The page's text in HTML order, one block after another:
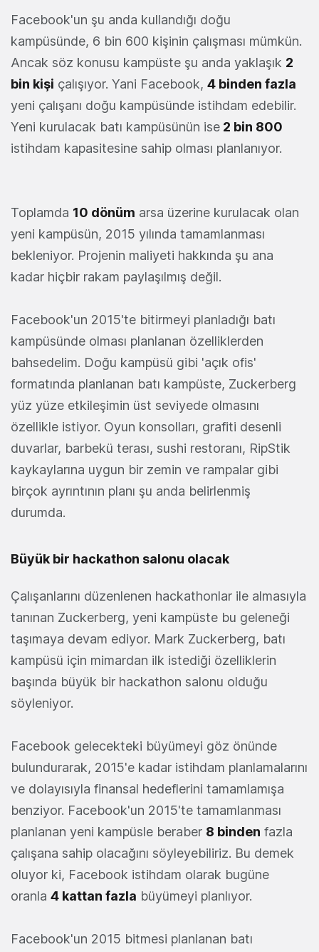
Facebook'un şu anda kullandığı doğu
kampüsünde, 6 bin 600 kişinin çalışması mümkün.
Ancak söz konusu kampüste şu anda yaklaşık 2
bin kişi çalışıyor. Yani Facebook, 4 binden fazla
yeni çalışanı doğu kampüsünde istihdam edebilir.
Yeni kurulacak batı kampüsünün ise 2 bin 800
istihdam kapasitesine sahip olması planlanıyor.
Toplamda 10 dönüm arsa üzerine kurulacak olan
yeni kampüsün, 2015 yılında tamamlanması
bekleniyor. Projenin maliyeti hakkında şu ana
kadar hiçbir rakam paylaşılmış değil.
Facebook'un 2015'te bitirmeyi planladığı batı
kampüsünde olması planlanan özelliklerden
bahsedelim. Doğu kampüsü gibi 'açık ofis'
formatında planlanan batı kampüste, Zuckerberg
yüz yüze etkileşimin üst seviyede olmasını
özellikle istiyor. Oyun konsolları, grafiti desenli
duvarlar, barbekü terası, sushi restoranı, RipStik
kaykaylarına uygun bir zemin ve rampalar gibi
birçok ayrıntının planı şu anda belirlenmiş
durumda.
Büyük bir hackathon salonu olacak
Çalışanlarını düzenlenen hackathonlar ile almasıyla
tanınan Zuckerberg, yeni kampüste bu geleneği
taşımaya devam ediyor. Mark Zuckerberg, batı
kampüsü için mimardan ilk istediği özelliklerin
başında büyük bir hackathon salonu olduğu
söyleniyor.
Facebook gelecekteki büyümeyi göz önünde
bulundurarak, 2015'e kadar istihdam planlamalarını
ve dolayısıyla finansal hedeflerini tamamlamışa
benziyor. Facebook'un 2015'te tamamlanması
planlanan yeni kampüsle beraber 8 binden fazla
çalışana sahip olacağını söyleyebiliriz. Bu demek
oluyor ki, Facebook istihdam olarak bugüne
oranla 4 kattan fazla büyümeyi planlıyor.
Facebook'un 2015 bitmesi planlanan batı